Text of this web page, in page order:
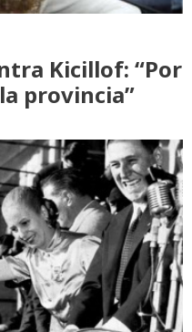
Kicillof: “Por
provincia”